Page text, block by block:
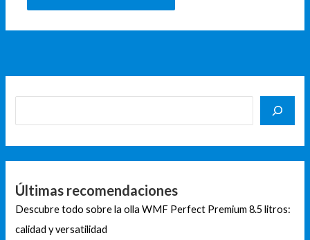
Últimas recomendaciones
Descubre todo sobre la olla WMF Perfect Premium 8.5 litros:
calidad y versatilidad